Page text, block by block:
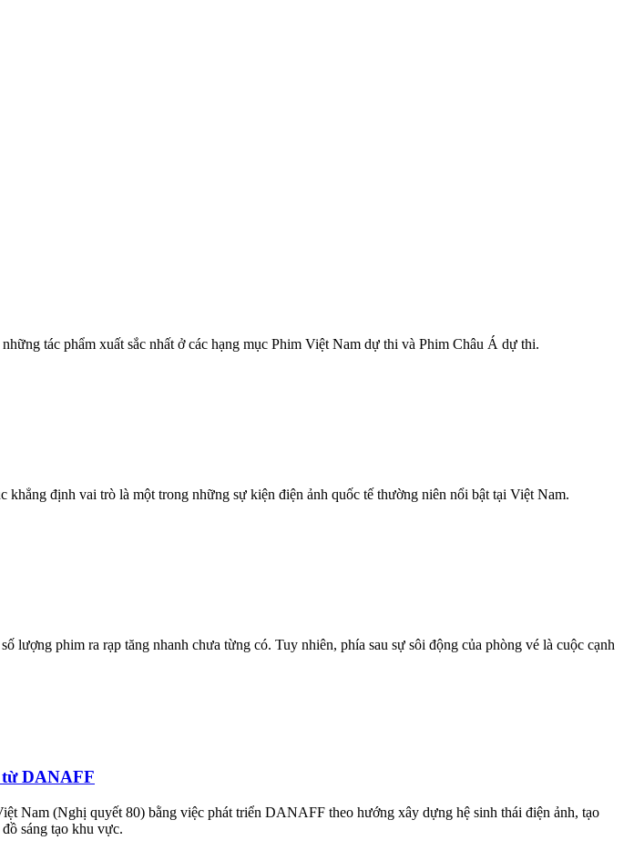
tác phẩm xuất sắc nhất ở các hạng mục Phim Việt Nam dự thi và Phim Châu Á dự thi.
định vai trò là một trong những sự kiện điện ảnh quốc tế thường niên nổi bật tại Việt Nam.
phim ra rạp tăng nhanh chưa từng có. Tuy nhiên, phía sau sự sôi động của phòng vé là cuộc cạnh
DANAFF
Nam (Nghị quyết 80) bằng việc phát triển DANAFF theo hướng xây dựng hệ sinh thái điện ảnh, tạo
sáng tạo khu vực.